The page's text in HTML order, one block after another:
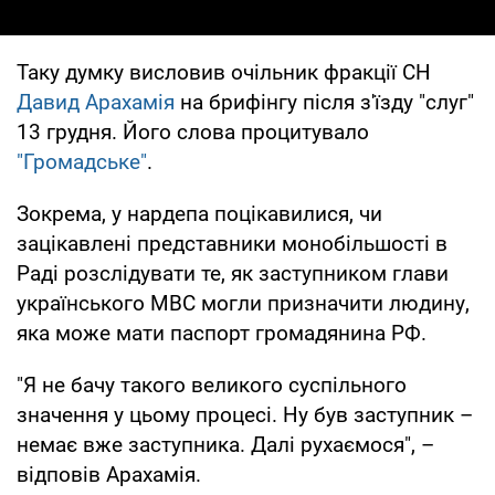
Таку думку висловив очільник фракції СН
Давид Арахамія на брифінгу після з'їзду "слуг"
13 грудня. Його слова процитувало
"Громадське".
Зокрема, у нардепа поцікавилися, чи
зацікавлені представники монобільшості в
Раді розслідувати те, як заступником глави
українського МВС могли призначити людину,
яка може мати паспорт громадянина РФ.
"Я не бачу такого великого суспільного
значення у цьому процесі. Ну був заступник –
немає вже заступника. Далі рухаємося", –
відповів Арахамія.